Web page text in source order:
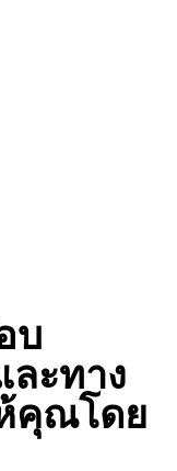
บ
ละทาง
คุณโดย